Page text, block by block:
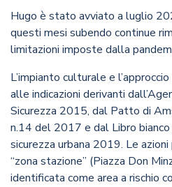
Hugo è stato avviato a luglio
questi mesi subendo continue
limitazioni imposte dalla
L’impianto culturale e
alle indicazioni derivanti
Sicurezza 2015, dal Patto di
n.14 del 2017 e dal Libro
sicurezza urbana 2019. Le
“zona stazione” (Piazza Don
identificata come area a rischio